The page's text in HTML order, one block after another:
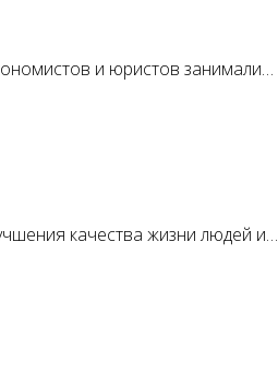
и юристов занимали…
качества жизни людей и…